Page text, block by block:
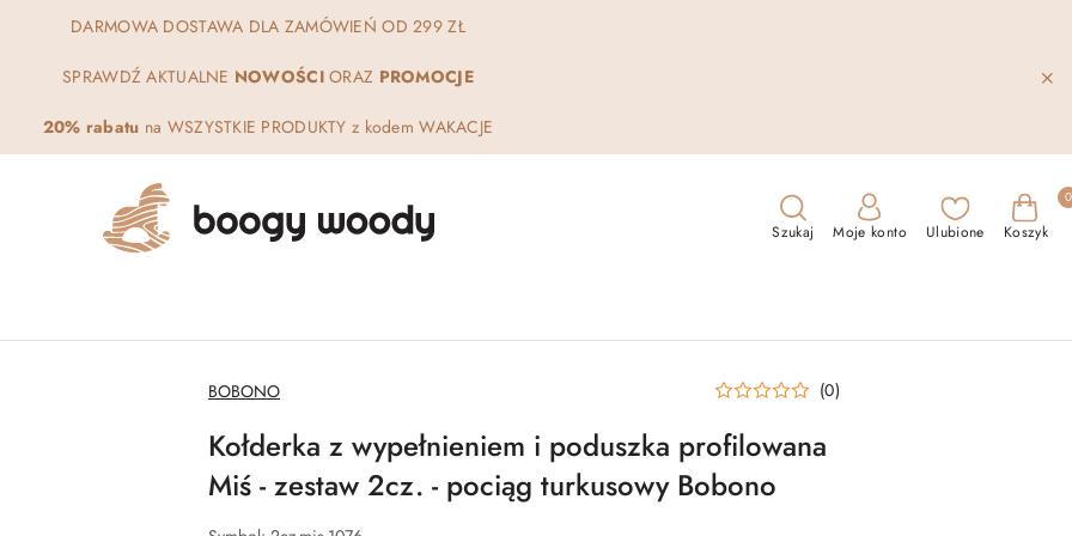
DARMOWA DOSTAWA DLA ZAMÓWIEŃ OD 299 ZŁ
SPRAWDŹ AKTUALNE NOWOŚCIORAZ PROMOCJE
20% rabatu na WSZYSTKIE PRODUKTY z kodem WAKACJE
Szukaj Moje konto Ulubione Koszyk
0
NAZWA
PRODUCENTA:
BOBONO (0)
Kołderka z wypełnieniem i poduszka profilowana
Miś - zestaw 2cz. - pociąg turkusowy Bobono